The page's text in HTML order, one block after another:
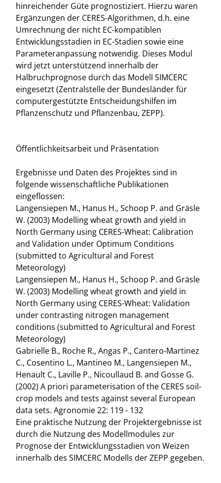
hinreichender Güte prognostiziert. Hierzu waren
Ergänzungen der CERES-Algorithmen, d.h. eine
Umrechnung der nicht EC-kompatiblen
Entwicklungsstadien in EC-Stadien sowie eine
Parameteranpassung notwendig. Dieses Modul
wird jetzt unterstützend innerhalb der
Halbruchprognose durch das Modell SIMCERC
eingesetzt (Zentralstelle der Bundesländer für
computergestützte Entscheidungshilfen im
Pflanzenschutz und Pflanzenbau, ZEPP).
Öffentlichkeitsarbeit und Präsentation
Ergebnisse und Daten des Projektes sind in
folgende wissenschaftliche Publikationen
eingeflossen:
Langensiepen M., Hanus H., Schoop P. and Gräsle
W. (2003) Modelling wheat growth and yield in
North Germany using CERES-Wheat: Calibration
and Validation under Optimum Conditions
(submitted to Agricultural and Forest
Meteorology)
Langensiepen M., Hanus H., Schoop P. and Gräsle
W. (2003) Modelling wheat growth and yield in
North Germany using CERES-Wheat: Validation
under contrasting nitrogen management
conditions (submitted to Agricultural and Forest
Meteorology)
Gabrielle B., Roche R., Angas P., Cantero-Martinez
C., Cosentino L., Mantineo M., Langensiepen M.,
Henault C., Laville P., Nicoullaud B. and Gosse G.
(2002) A priori parameterisation of the CERES soil-
crop models and tests against several European
data sets. Agronomie 22: 119 - 132
Eine praktische Nutzung der Projektergebnisse ist
durch die Nutzung des Modellmodules zur
Prognose der Entwicklungsstadien von Weizen
innerhalb des SIMCERC Modells der ZEPP gegeben.